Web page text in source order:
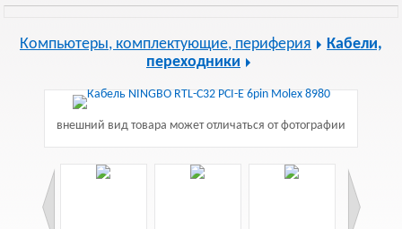
Компьютеры, комплектующие, периферия
Кабели,
переходники
внешний вид товара может отличаться от фотографии